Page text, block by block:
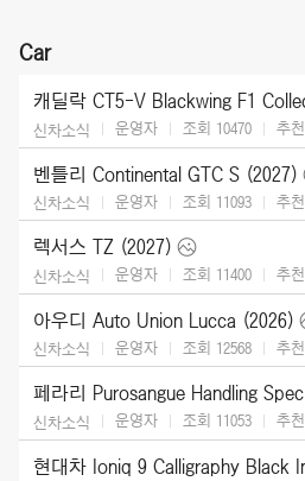
Car
신차소식 운영자 조회 10470 추천
벤틀리 Continental GTC S (2027)
신차소식 운영자 조회 11093 추천
렉서스 TZ (2027)
신차소식 운영자 조회 11400 추천
아우디 Auto Union Lucca (2026)
신차소식 운영자 조회 12568 추천
신차소식 운영자 조회 11053 추천